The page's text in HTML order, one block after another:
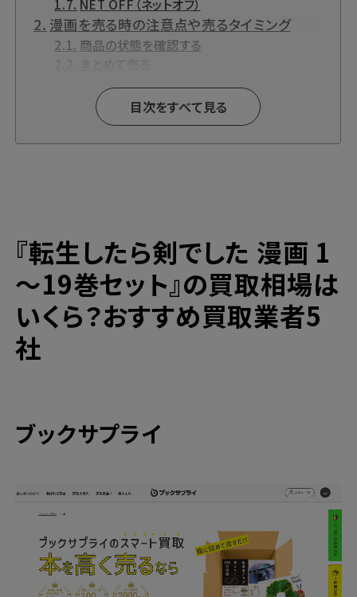
NET OFF（ネットオフ）
漫画を売る時の注意点や売るタイミング
商品の状態を確認する
『転生したら剣でした』とは？
漫画買取と言えばブックサプライの宅配買
取！
目次をすべて見る
『転生したら剣でした 漫画 1
～19巻セット』の買取相場は
いくら？おすすめ買取業者5
社
ブックサプライ